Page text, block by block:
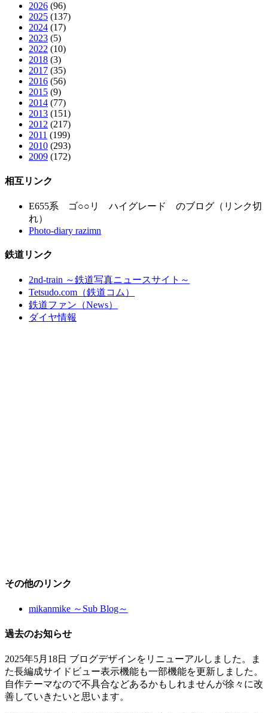
2026 (96)
2025 (137)
2024 (17)
2023 (5)
2022 (10)
2018 (3)
2017 (35)
2016 (56)
2015 (9)
2014 (77)
2013 (151)
2012 (217)
2011 (199)
2010 (293)
2009 (172)
相互リンク
E655系 ゴ○○リ ハイグレード のブログ（リンク切
れ）
Photo-diary razimn
鉄道リンク
2nd-train ～鉄道写真ニュースサイト～
Tetsudo.com（鉄道コム）
鉄道ファン（News）
ダイヤ情報
その他のリンク
mikanmike ～Sub Blog～
過去のお知らせ
2025年5月18日 ブログデザインをリニューアルしました。ま
た長編成サイドビュー表示機能も一部機能を更新しました。
自作テーマなので不具合などあるかもしれませんが徐々に改
善していきたいと思います。